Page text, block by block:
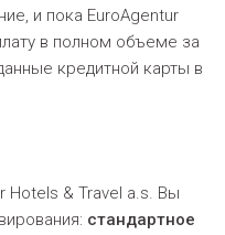
и пока EuroAgentur
в полном объеме за
кредитной карты в
Hotels & Travel a.s. Вы
стандартное